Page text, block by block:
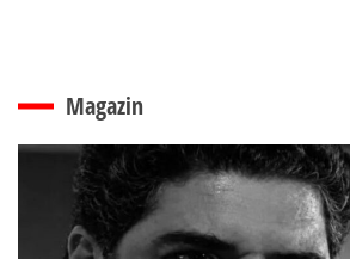
Magazin